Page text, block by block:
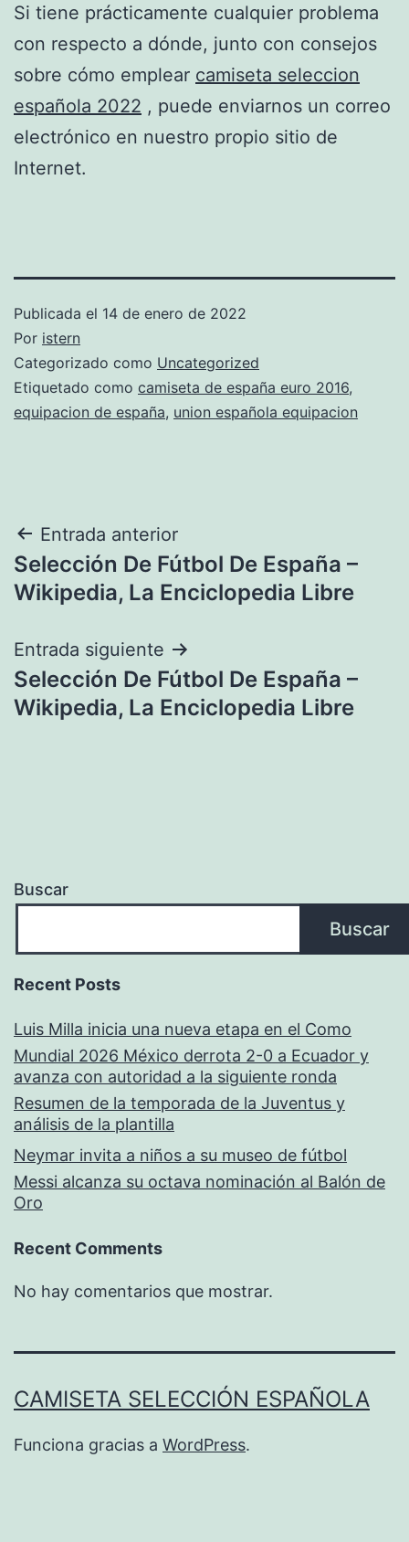
Si tiene prácticamente cualquier problema
con respecto a dónde, junto con consejos
sobre cómo emplear camiseta seleccion
española 2022 , puede enviarnos un correo
electrónico en nuestro propio sitio de
Internet.
Publicada el 14 de enero de 2022
Por istern
Categorizado como Uncategorized
Etiquetado como camiseta de españa euro 2016,
equipacion de españa, union española equipacion
Navegación
de
Entrada anterior
Selección De Fútbol De España –
Wikipedia, La Enciclopedia Libre
Entrada siguiente
Selección De Fútbol De España –
Wikipedia, La Enciclopedia Libre
Buscar
Buscar
Recent Posts
Luis Milla inicia una nueva etapa en el Como
Mundial 2026 México derrota 2-0 a Ecuador y
avanza con autoridad a la siguiente ronda
Resumen de la temporada de la Juventus y
análisis de la plantilla
Neymar invita a niños a su museo de fútbol
Messi alcanza su octava nominación al Balón de
Oro
Recent Comments
No hay comentarios que mostrar.
CAMISETA SELECCIÓN ESPAÑOLA
Funciona gracias a WordPress.